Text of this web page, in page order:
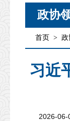
政协
首页 > 政
习近
2026-06-